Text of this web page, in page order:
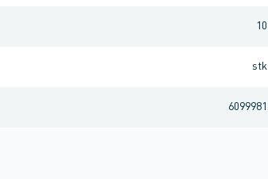
10
stk
6099981